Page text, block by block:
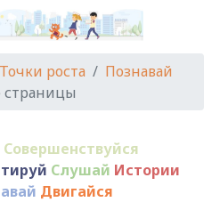
Точки роста
Познавай
Совершенствуйся
Слушай Истории
Двигайся